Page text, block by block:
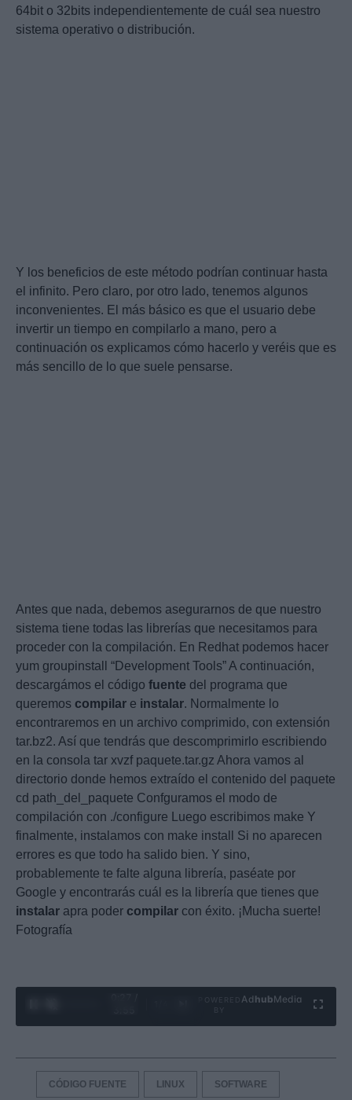
64bit o 32bits independientemente de cuál sea nuestro
sistema operativo o distribución.
Y los beneficios de este método podrían continuar hasta
el infinito. Pero claro, por otro lado, tenemos algunos
inconvenientes. El más básico es que el usuario debe
invertir un tiempo en compilarlo a mano, pero a
continuación os explicamos cómo hacerlo y veréis que es
más sencillo de lo que suele pensarse.
Antes que nada, debemos asegurarnos de que nuestro
sistema tiene todas las librerías que necesitamos para
proceder con la compilación. En Redhat podemos hacer
yum groupinstall “Development Tools” A continuación,
descargámos el código fuente del programa que
queremos compilar e instalar. Normalmente lo
encontraremos en un archivo comprimido, con extensión
tar.bz2. Así que tendrás que descomprimirlo escribiendo
en la consola tar xvzf paquete.tar.gz Ahora vamos al
directorio donde hemos extraído el contenido del paquete
cd path_del_paquete Confguramos el modo de
compilación con ./configure Luego escribimos make Y
finalmente, instalamos con make install Si no aparecen
errores es que todo ha salido bien. Y sino,
probablemente te falte alguna librería, paséate por
Google y encontrarás cuál es la librería que tienes que
instalar apra poder compilar con éxito. ¡Mucha suerte!
Fotografía
Ad hubMedia
CÓDIGO FUENTE LINUX SOFTWARE